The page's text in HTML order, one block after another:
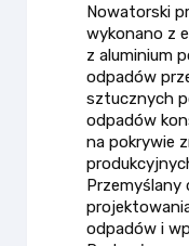
Nowatorski
wykonano z
z aluminium
odpadów
sztucznych
odpadów
na pokrywie
Przemyślany
odpadów i